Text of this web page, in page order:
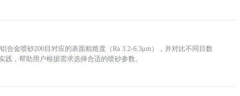
合金喷砂200目对应的表面粗糙度（Ra 3.2-6.3μm），并对比不同目数
践，帮助用户根据需求选择合适的喷砂参数。